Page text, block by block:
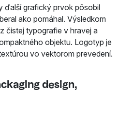
ďalší grafický prvok pôsobil
ako pomáhal. Výsledkom
čistej typografie v hravej a
objektu. Logotyp je
vo vektorom prevedení.
design,